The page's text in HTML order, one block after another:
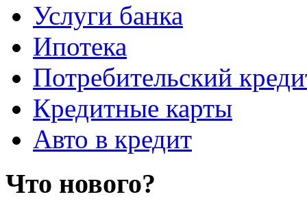
Услуги банка
Ипотека
Потребительский
Кредитные карты
Авто в кредит
Что нового?